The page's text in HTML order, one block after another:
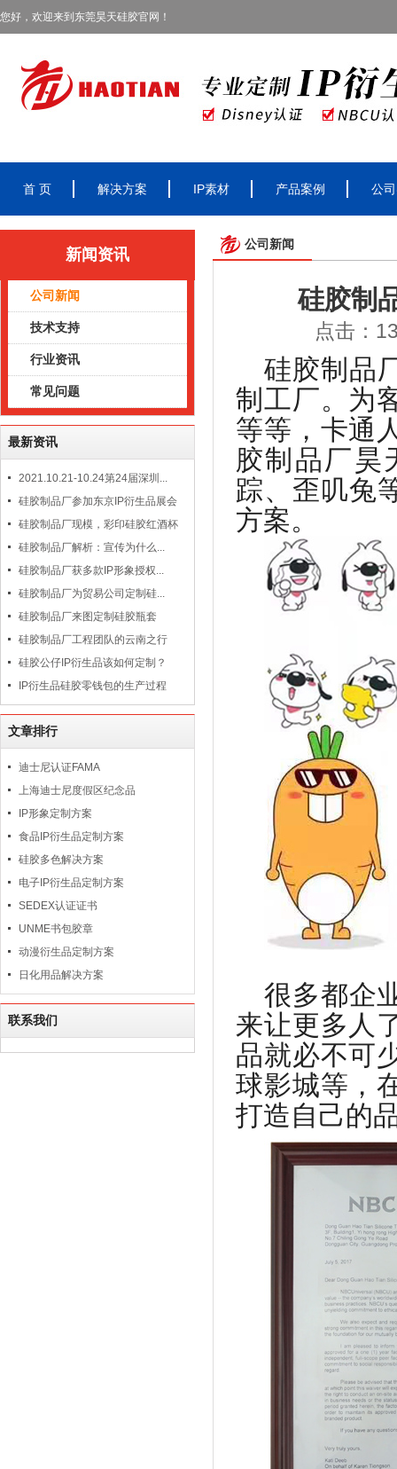
您好，欢迎来到东莞昊天硅胶官网！
首 页 解决方案 IP素材 产品案例 公
新闻资讯
公司新闻
技术支持
行业资讯
常见问题
最新资讯
2021.10.21-10.24第24届深圳...
硅胶制品厂参加东京IP衍生品展会
硅胶制品厂现模，彩印硅胶红酒杯
硅胶制品厂解析：宣传为什么...
硅胶制品厂获多款IP形象授权...
硅胶制品厂为贸易公司定制硅...
硅胶制品厂来图定制硅胶瓶套
硅胶制品厂工程团队的云南之行
硅胶公仔IP衍生品该如何定制？
IP衍生品硅胶零钱包的生产过程
文章排行
迪士尼认证FAMA
上海迪士尼度假区纪念品
IP形象定制方案
食品IP衍生品定制方案
硅胶多色解决方案
电子IP衍生品定制方案
SEDEX认证证书
UNME书包胶章
动漫衍生品定制方案
日化用品解决方案
联系我们
公司新闻
硅胶制
点击：
硅胶制品
制工厂。为
等等，卡通
胶制品厂昊
踪、歪叽兔
方案。
很多都企
来让更多人
品就必不可
球影城等，
打造自己的